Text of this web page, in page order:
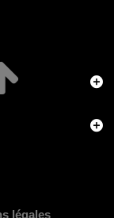
légales